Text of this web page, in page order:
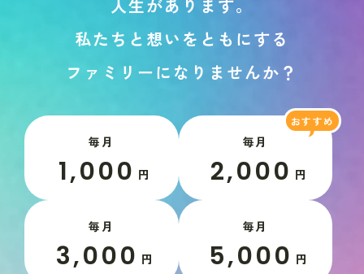
人生があ り ま す。
私た ち と 想い を と も にする
フ ァ ミ リ ーに な り ま せんか ？
毎月
1,000 円
毎月
2,000 円
毎月
3,000 円
毎月
5,000 円